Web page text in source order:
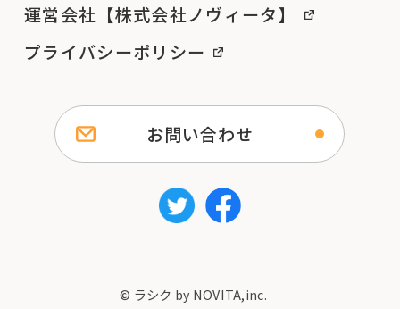
運営会社【株式会社ノヴィータ】
プライバシーポリシー
お問い合わせ
© ラシク by NOVITA,inc.